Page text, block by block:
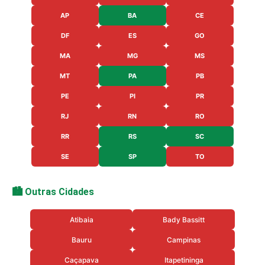
AP BA CE
DF ES GO
MA MG MS
MT PA PB
PE PI PR
RJ RN RO
RR RS SC
SE SP TO
🏙️ Outras Cidades
Atibaia Bady Bassitt
Bauru Campinas
Caçapava Itapetininga